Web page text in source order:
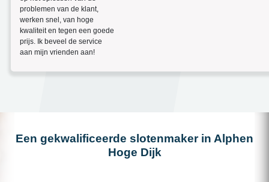
problemen van de klant,
werken snel, van hoge
kwaliteit en tegen een goede
prijs. Ik beveel de service
aan mijn vrienden aan!
Een gekwalificeerde slotenmaker in Alphen
Hoge Dijk